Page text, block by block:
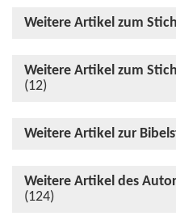
Weitere Artikel zum
Weitere Artikel zum
(12)
Weitere Artikel zur
Weitere Artikel des
(124)